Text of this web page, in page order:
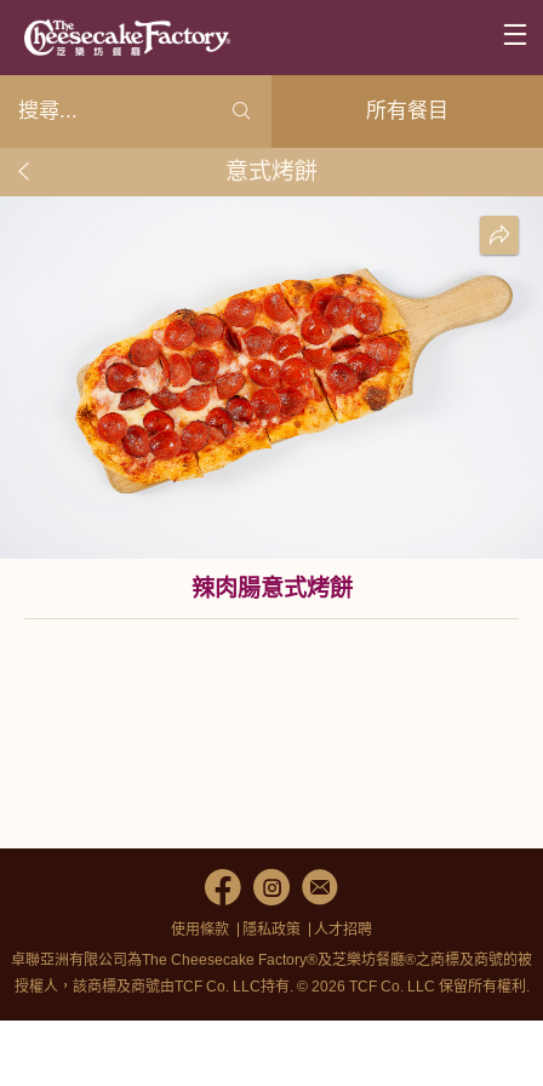
所有餐目
意式烤餅
辣肉腸意式烤餅
使用條款 隱私政策
人才招聘
卓聯亞洲有限公司為The Cheesecake Factory®及芝樂坊餐廳®之商標及商號的被
授權人，該商標及商號由TCF Co. LLC持有. © 2026 TCF Co. LLC 保留所有權利.